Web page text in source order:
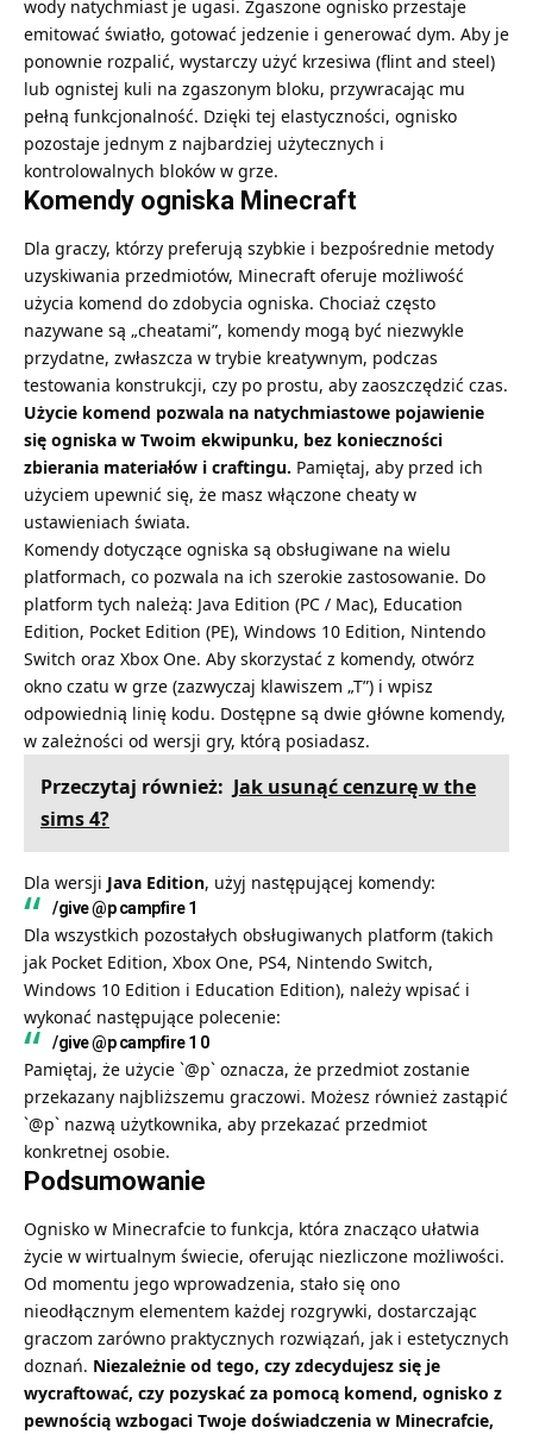
wody natychmiast je ugasi. Zgaszone ognisko przestaje
emitować światło, gotować jedzenie i generować dym. Aby je
ponownie rozpalić, wystarczy użyć krzesiwa (flint and steel)
lub ognistej kuli na zgaszonym bloku, przywracając mu
pełną funkcjonalność. Dzięki tej elastyczności, ognisko
pozostaje jednym z najbardziej użytecznych i
kontrolowalnych bloków w grze.
Komendy ogniska Minecraft
Dla graczy, którzy preferują szybkie i bezpośrednie metody
uzyskiwania przedmiotów, Minecraft oferuje możliwość
użycia komend do zdobycia ogniska. Chociaż często
nazywane są „cheatami”, komendy mogą być niezwykle
przydatne, zwłaszcza w trybie kreatywnym, podczas
testowania konstrukcji, czy po prostu, aby zaoszczędzić czas.
Użycie komend pozwala na natychmiastowe pojawienie
się ogniska w Twoim ekwipunku, bez konieczności
zbierania materiałów i craftingu. Pamiętaj, aby przed ich
użyciem upewnić się, że masz włączone cheaty w
ustawieniach świata.
Komendy dotyczące ogniska są obsługiwane na wielu
platformach, co pozwala na ich szerokie zastosowanie. Do
platform tych należą: Java Edition (PC / Mac), Education
Edition, Pocket Edition (PE), Windows 10 Edition, Nintendo
Switch oraz Xbox One. Aby skorzystać z komendy, otwórz
okno czatu w grze (zazwyczaj klawiszem „T”) i wpisz
odpowiednią linię kodu. Dostępne są dwie główne komendy,
w zależności od wersji gry, którą posiadasz.
Przeczytaj również: Jak usunąć cenzurę w the
sims 4?
Dla wersji Java Edition, użyj następującej komendy:
/give @p campfire 1
Dla wszystkich pozostałych obsługiwanych platform (takich
jak Pocket Edition, Xbox One, PS4, Nintendo Switch,
Windows 10 Edition i Education Edition), należy wpisać i
wykonać następujące polecenie:
/give @p campfire 1 0
Pamiętaj, że użycie `@p` oznacza, że przedmiot zostanie
przekazany najbliższemu graczowi. Możesz również zastąpić
`@p` nazwą użytkownika, aby przekazać przedmiot
konkretnej osobie.
Podsumowanie
Ognisko w Minecrafcie to funkcja, która znacząco ułatwia
życie w wirtualnym świecie, oferując niezliczone możliwości.
Od momentu jego wprowadzenia, stało się ono
nieodłącznym elementem każdej rozgrywki, dostarczając
graczom zarówno praktycznych rozwiązań, jak i estetycznych
doznań. Niezależnie od tego, czy zdecydujesz się je
wycraftować, czy pozyskać za pomocą komend, ognisko z
pewnością wzbogaci Twoje doświadczenia w Minecrafcie,